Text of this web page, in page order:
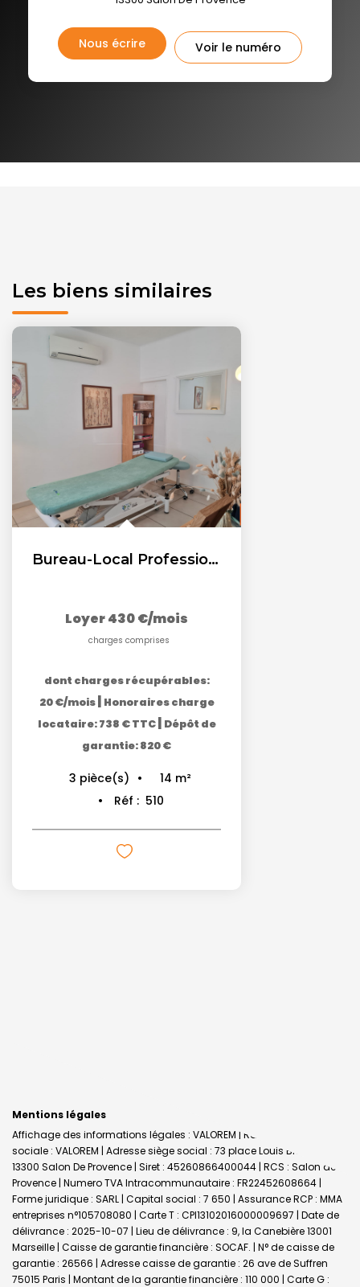
Nous écrire Voir le numéro
Les biens similaires
Bureau-Local Professionnel - SALON centre
Loyer 430 €/mois
charges comprises
dont charges récupérables:
20 €/mois| Honoraires charge
locataire: 738 € TTC| Dépôt de
garantie: 820 €
3 pièce(s) 14 m²
Réf : 510
Mentions légales
Affichage des informations légales : VALOREM | Raison
sociale : VALOREM | Adresse siège social : 73 place Louis Blanc -
13300 Salon De Provence | Siret : 45260866400044 | RCS : Salon de
Provence | Numero TVA Intracommunautaire : FR22452608664 |
Forme juridique : SARL | Capital social : 7 650 | Assurance RCP : MMA
entreprises n°105708080 | Carte T : CPI13102016000009697 | Date de
délivrance : 2025-10-07 | Lieu de délivrance : 9, la Canebière 13001
Marseille | Caisse de garantie financière : SOCAF. | N° de caisse de
garantie : 26566 | Adresse caisse de garantie : 26 ave de Suffren
75015 Paris | Montant de la garantie financière : 110 000 | Carte G :